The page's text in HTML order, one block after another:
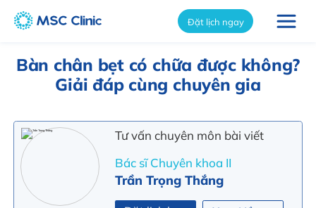
Đặt lịch ngay
Bàn chân bẹt có chữa được không?
Giải đáp cùng chuyên gia
Tư vấn chuyên môn bài viết
Bác sĩ Chuyên khoa II
Trần Trọng Thắng